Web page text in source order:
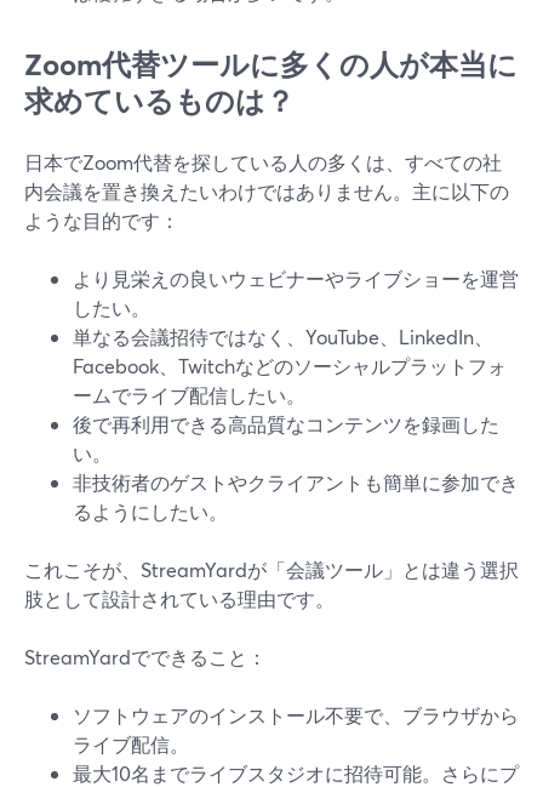
Zoom代替ツールに多くの人が本当に
求めているものは？
日本でZoom代替を探している人の多くは、すべての社
内会議を置き換えたいわけではありません。主に以下の
ような目的です：
より見栄えの良いウェビナーやライブショーを運営
したい。
単なる会議招待ではなく、YouTube、LinkedIn、
Facebook、Twitchなどのソーシャルプラットフォ
ームでライブ配信したい。
後で再利用できる高品質なコンテンツを録画した
い。
非技術者のゲストやクライアントも簡単に参加でき
るようにしたい。
これこそが、StreamYardが「会議ツール」とは違う選択
肢として設計されている理由です。
StreamYardでできること：
ソフトウェアのインストール不要で、ブラウザから
ライブ配信。
最大10名までライブスタジオに招待可能。さらにプ